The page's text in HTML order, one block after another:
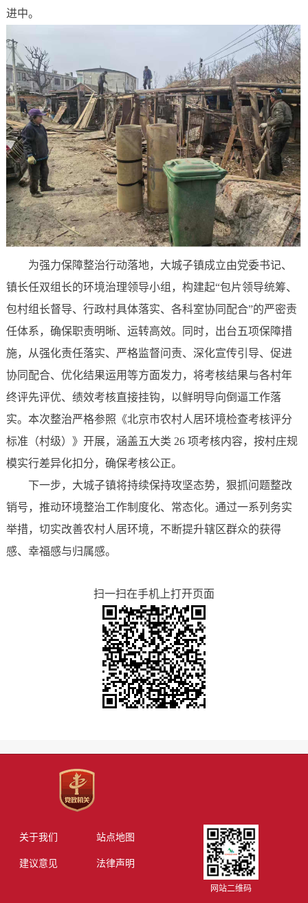
进中。
为强力保障整治行动落地，大城子镇成立由党委书记、
镇长任双组长的环境治理领导小组，构建起“包片领导统筹、
包村组长督导、行政村具体落实、各科室协同配合”的严密责
任体系，确保职责明晰、运转高效。同时，出台五项保障措
施，从强化责任落实、严格监督问责、深化宣传引导、促进
协同配合、优化结果运用等方面发力，将考核结果与各村年
终评先评优、绩效考核直接挂钩，以鲜明导向倒逼工作落
实。本次整治严格参照《北京市农村人居环境检查考核评分
标准（村级）》开展，涵盖五大类 26 项考核内容，按村庄规
模实行差异化扣分，确保考核公正。
下一步，大城子镇将持续保持攻坚态势，狠抓问题整改
销号，推动环境整治工作制度化、常态化。通过一系列务实
举措，切实改善农村人居环境，不断提升辖区群众的获得
感、幸福感与归属感。
扫一扫在手机上打开页面
关于我们 站点地图
建议意见 法律声明
网站二维码